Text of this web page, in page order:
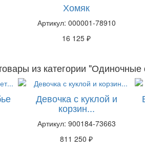
Хомяк
Артикул: 000001-78910
16 125 ₽
из категории "Одиночные
Девочка с куклой и
корзин...
Артикул: 900184-73663
811 250 ₽